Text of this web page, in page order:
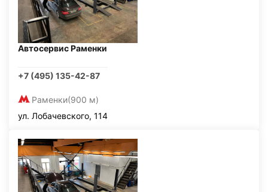
Автосервис Раменки
+7 (495) 135-42-87
Раменки(900 м)
ул. Лобачевского, 114